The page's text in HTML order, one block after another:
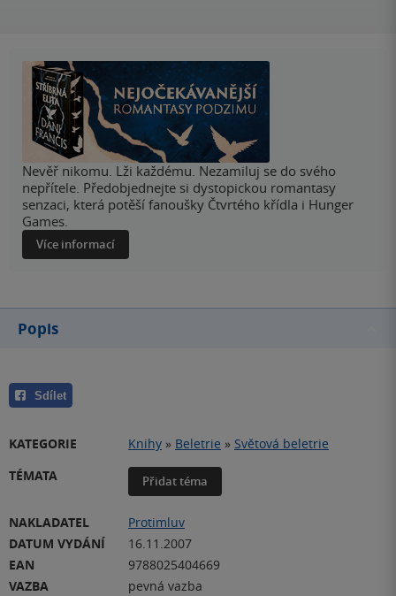
Nevěř nikomu. Lži každému. Nezamiluj se do svého
nepřítele. Předobjednejte si dystopickou romantasy
senzaci, která potěší fanoušky Čtvrtého křídla i Hunger
Games.
Více informací
Popis
Sdílet
KATEGORIE Knihy » Beletrie » Světová beletrie
TÉMATA
Přidat téma
NAKLADATEL
Protimluv
DATUM VYDÁNÍ
16.11.2007
EAN
9788025404669
VAZBA
pevná vazba